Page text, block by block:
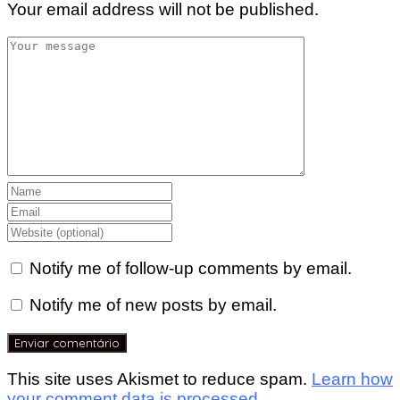
Your email address will not be published.
Notify me of follow-up comments by email.
Notify me of new posts by email.
This site uses Akismet to reduce spam. Learn how